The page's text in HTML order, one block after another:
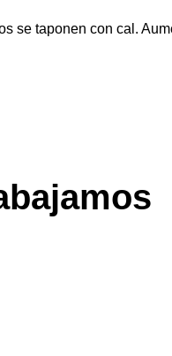
se taponen con cal.